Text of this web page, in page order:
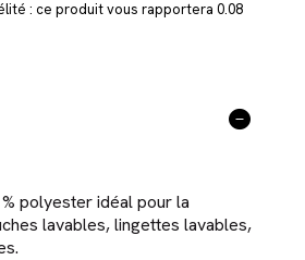
: ce produit vous rapportera 0.08
polyester idéal pour la
lavables, lingettes lavables,